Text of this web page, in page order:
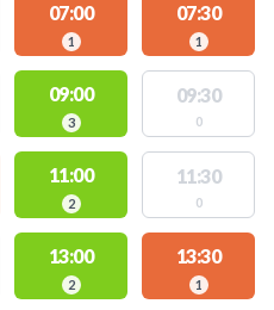
07:00
1
07:30
1
09:00
3
09:30
0
11:00
2
11:30
0
13:00
2
13:30
1